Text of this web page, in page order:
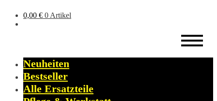
0,00 € 0 Artikel
Neuheiten
Bestseller
Alle Ersatzteile